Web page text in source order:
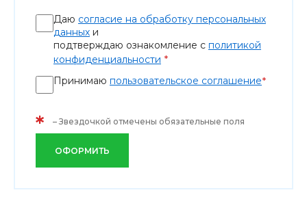
Даю согласие на обработку персональных
данных и
подтверждаю ознакомление с политикой
конфиденциальности *
Принимаю пользовательское соглашение*
* – Звездочкой отмечены обязательные поля
ОФОРМИТЬ